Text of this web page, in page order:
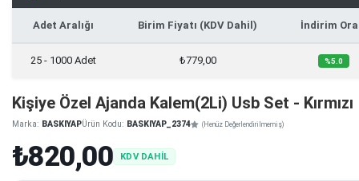
Adet Aralığı Birim Fiyatı (KDV Dahil) İndirim
25 - 1000 Adet ₺779,00 %5.0
Kişiye Özel Ajanda Kalem(2Li) Usb Set - Kırmızı
Marka: BASKIYAPÜrün Kodu: BASKIYAP_2374 (Henüz Değerlendirilmemiş)
₺820,00 KDV DAHİL